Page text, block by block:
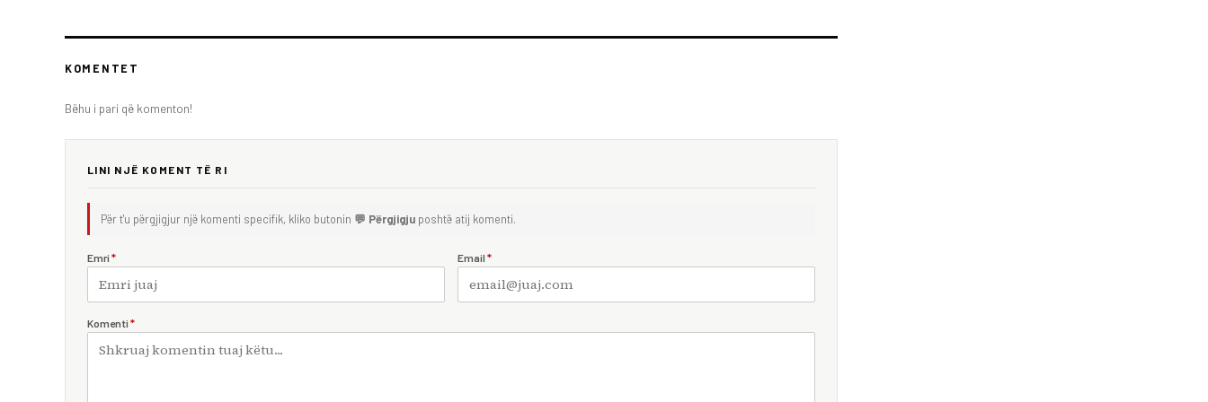
KOMENTET
Bëhu i pari që komenton!
LINI NJË KOMENT TË RI
Për t'u përgjigjur një komenti specifik, kliko butonin 💬 Përgjigju poshtë atij komenti.
Emri * Email *
Komenti *